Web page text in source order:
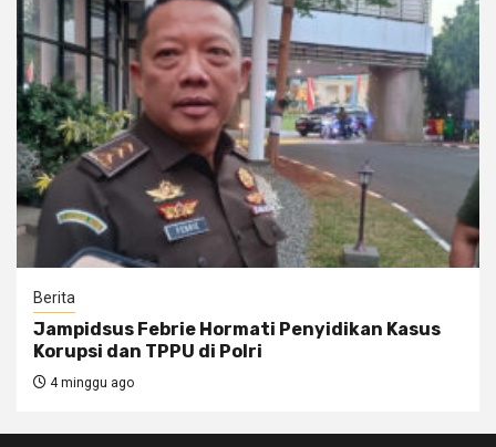
Berita
Jampidsus Febrie Hormati Penyidikan Kasus
Korupsi dan TPPU di Polri
4 minggu ago